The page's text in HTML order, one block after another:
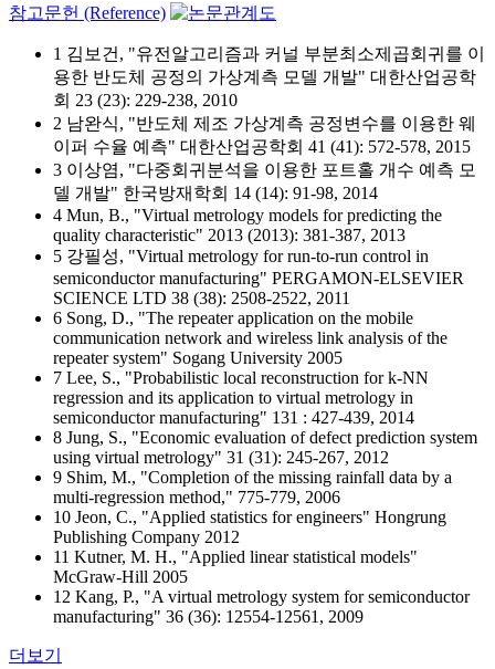
참고문헌 (Reference)
1 김보건, "유전알고리즘과 커널 부분최소제곱회귀를 이
용한 반도체 공정의 가상계측 모델 개발" 대한산업공학
회 23 (23): 229-238, 2010
2 남완식, "반도체 제조 가상계측 공정변수를 이용한 웨
이퍼 수율 예측" 대한산업공학회 41 (41): 572-578, 2015
3 이상염, "다중회귀분석을 이용한 포트홀 개수 예측 모
델 개발" 한국방재학회 14 (14): 91-98, 2014
4 Mun, B., "Virtual metrology models for predicting the
quality characteristic" 2013 (2013): 381-387, 2013
5 강필성, "Virtual metrology for run-to-run control in
semiconductor manufacturing" PERGAMON-ELSEVIER
SCIENCE LTD 38 (38): 2508-2522, 2011
6 Song, D., "The repeater application on the mobile
communication network and wireless link analysis of the
repeater system" Sogang University 2005
7 Lee, S., "Probabilistic local reconstruction for k-NN
regression and its application to virtual metrology in
semiconductor manufacturing" 131 : 427-439, 2014
8 Jung, S., "Economic evaluation of defect prediction system
using virtual metrology" 31 (31): 245-267, 2012
9 Shim, M., "Completion of the missing rainfall data by a
multi-regression method," 775-779, 2006
10 Jeon, C., "Applied statistics for engineers" Hongrung
Publishing Company 2012
11 Kutner, M. H., "Applied linear statistical models"
McGraw-Hill 2005
12 Kang, P., "A virtual metrology system for semiconductor
manufacturing" 36 (36): 12554-12561, 2009
더보기